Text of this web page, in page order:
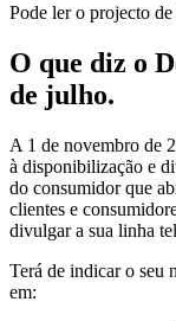
Pode ler o projecto de
O que diz o
de julho.
A 1 de novembro de
à disponibilização e
do consumidor que
clientes e
divulgar a sua linha
Terá de indicar o seu
em: